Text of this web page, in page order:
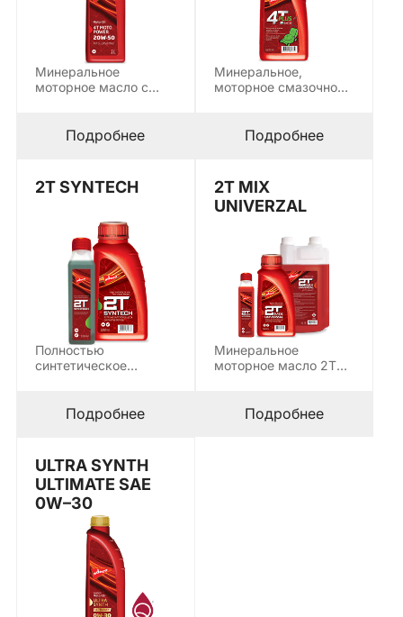
Минеральное
моторное масло с
характеристиками,
предназначенное для
Подробнее
Минеральное,
моторное смазочное
двигателей с
воздушным…
Подробнее
2T SYNTECH
Полностью
синтетическое
SYNTECH
предназначено для…
Подробнее
2T MIX
UNIVERZAL
Минеральное
моторное масло 2T
смазки двухтактных…
Подробнее
ULTRA SYNTH
ULTIMATE SAE
0W–30